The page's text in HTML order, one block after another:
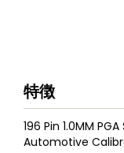
特徴
196 Pin 1.0MM
Automotive